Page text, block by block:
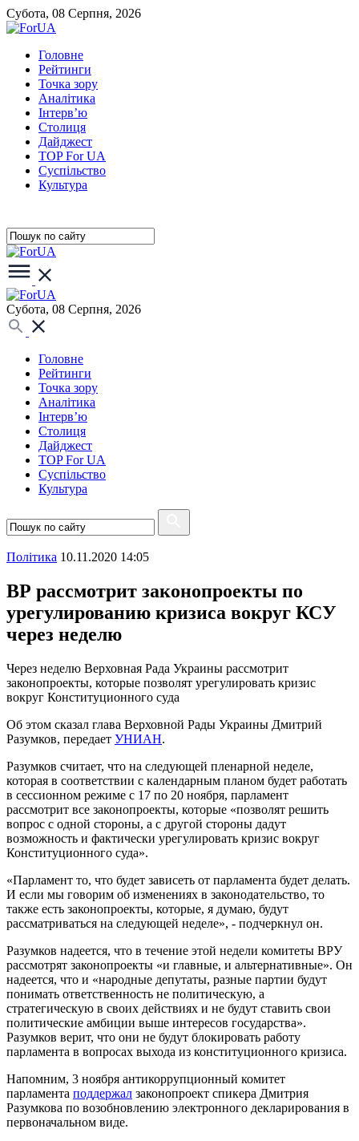
Субота, 08 Серпня, 2026
Головне
Рейтинги
Точка зору
Аналітика
Інтерв’ю
Столиця
Дайджест
TOP For UA
Суспiльство
Культура
Субота, 08 Серпня, 2026
Головне
Рейтинги
Точка зору
Аналітика
Інтерв’ю
Столиця
Дайджест
TOP For UA
Суспiльство
Культура
Полiтика 10.11.2020 14:05
ВР рассмотрит законопроекты по
урегулированию кризиса вокруг КСУ
через неделю
Через неделю Верховная Рада Украины рассмотрит
законопроекты, которые позволят урегулировать кризис
вокруг Конституционного суда
Об этом сказал глава Верховной Рады Украины Дмитрий
Разумков, передает УНИАН.
Разумков считает, что на следующей пленарной неделе,
которая в соответствии с календарным планом будет работать
в сессионном режиме с 17 по 20 ноября, парламент
рассмотрит все законопроекты, которые «позволят решить
вопрос с одной стороны, а с другой стороны дадут
возможность и фактически урегулировать кризис вокруг
Конституционного суда».
«Парламент то, что будет зависеть от парламента будет делать.
И если мы говорим об изменениях в законодательство, то
также есть законопроекты, которые, я думаю, будут
рассматриваться на следующей неделе», - подчеркнул он.
Разумков надеется, что в течение этой недели комитеты ВРУ
рассмотрят законопроекты «и главные, и альтернативные». Он
надеется, что и «народные депутаты, разные партии будут
понимать ответственность не политическую, а
стратегическую в своих действиях и не будут ставить свои
политические амбиции выше интересов государства».
Разумков верит, что они не будут блокировать работу
парламента в вопросах выхода из конституционного кризиса.
Напомним, 3 ноября антикоррупционный комитет
парламента поддержал законопроект спикера Дмитрия
Разумкова по возобновлению электронного декларирования в
первоначальном виде.